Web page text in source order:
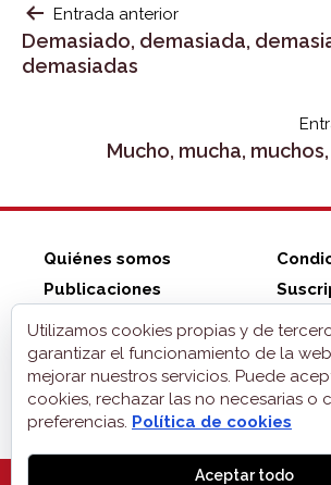
NAVEGACIÓN
DE
Entrada anterior
Demasiado, demasiada,
demasiadas
Mucho, mucha,
Quiénes somos
Publicaciones
Tienda ZonaELE
Aviso legal
Privacidad
Cookies
Utilizamos cookies propias y de
garantizar el funcionamiento de la
mejorar nuestros servicios. Puede
cookies, rechazar las no necesarias o
preferencias. Política de cookies
Aceptar todo